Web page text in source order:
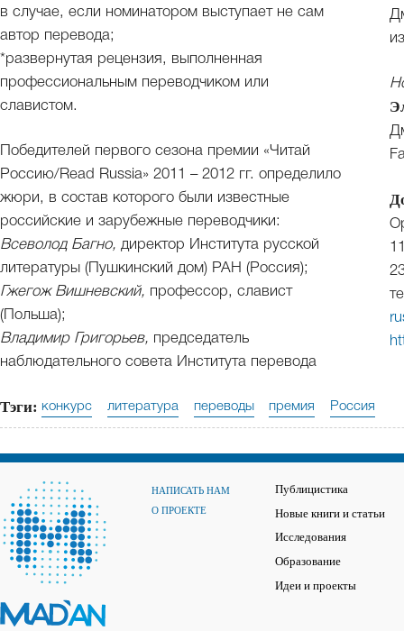
в случае, если номинатором выступает не сам
автор перевода;
*развернутая рецензия, выполненная
профессиональным переводчиком или
славистом.
Победителей первого сезона премии «Читай
Россию/Read Russia» 2011 – 2012 гг. определило
жюри, в состав которого были известные
российские и зарубежные переводчики:
Всеволод Багно, директор Института русской
литературы (Пушкинский дом) РАН (Россия);
Гжегож Вишневский, профессор, славист
(Польша);
Владимир Григорьев, председатель
наблюдательного совета Института перевода
Тэги: конкурс литература переводы премия Россия
НАПИСАТЬ НАМ
О ПРОЕКТЕ
Публицистика
Новые книги и статьи
Исследования
Образование
Идеи и проекты